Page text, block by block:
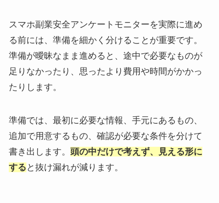
スマホ副業安全アンケートモニターを実際に進め
る前には、準備を細かく分けることが重要です。
準備が曖昧なまま進めると、途中で必要なものが
足りなかったり、思ったより費用や時間がかかっ
たりします。
準備では、最初に必要な情報、手元にあるもの、
追加で用意するもの、確認が必要な条件を分けて
書き出します。 頭の中だけで考えず、見える形に
する と抜け漏れが減ります。